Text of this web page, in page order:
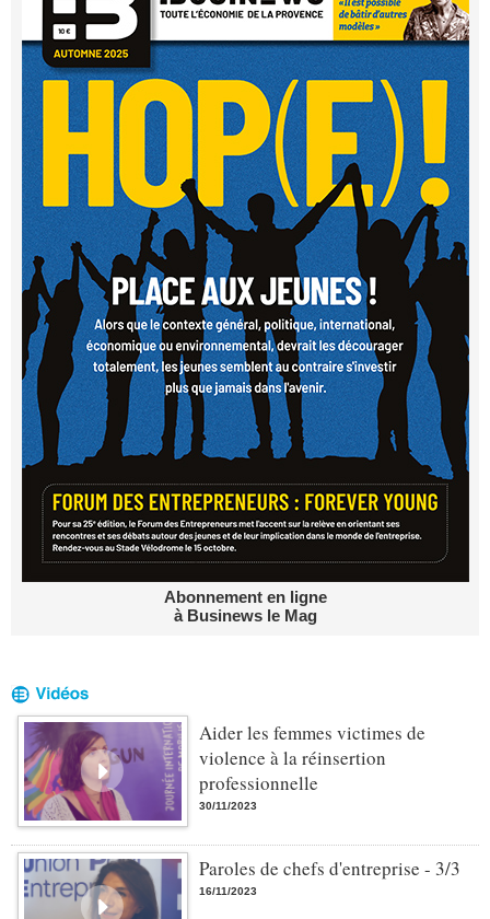
Abonnement en ligne
à Businews le Mag
Aider les femmes victimes de
violence à la réinsertion
professionnelle
30/11/2023
Paroles de chefs d'entreprise - 3/3
16/11/2023